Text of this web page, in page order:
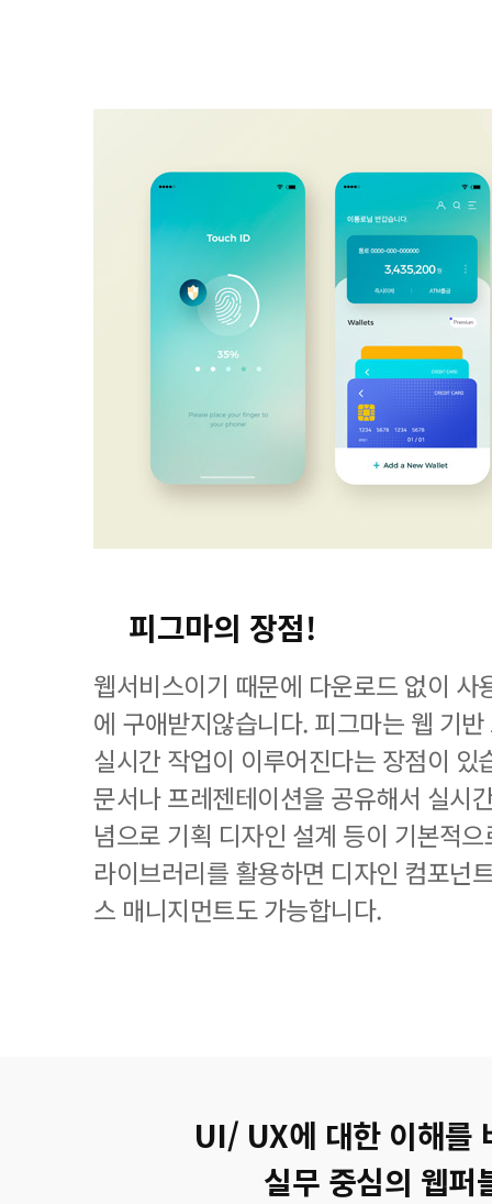
피그마의 장점!
웹서비스이기 때문에 다운로드 없이 사
에 구애받지않습니다. 피그마는 웹 기
실시간 작업이 이루어진다는 장점이 있
문서나 프레젠테이션을 공유해서 실시
념으로 기획 디자인 설계 등이 기본적
라이브러리를 활용하면 디자인 컴포넌
스 매니지먼트도 가능합니다.
UI/ UX에 대한 이해를
실무 중심의 웹퍼